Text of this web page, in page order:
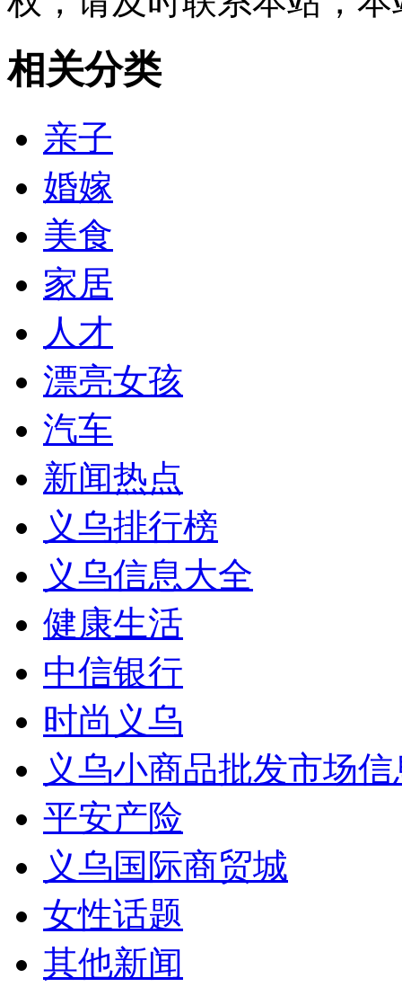
相关分类
亲子
婚嫁
美食
家居
人才
漂亮女孩
汽车
新闻热点
义乌排行榜
义乌信息大全
健康生活
中信银行
时尚义乌
义乌小商品批发市场
平安产险
义乌国际商贸城
女性话题
其他新闻